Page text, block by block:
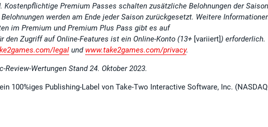
Kostenpflichtige Premium Passes schalten zusätzliche Belohnungen der Saison
werden am Ende jeder Saison zurückgesetzt. Weitere
im Premium und Premium Plus Pass gibt es auf
den Zugriff auf Online-Features ist ein Online-Konto (13+ [variiert]) erforderlich.
legal und www.take2games.com/privacy.
Wertungen Stand 24. Oktober 2023.
100%iges Publishing-Label von Take-Two Interactive Software, Inc.